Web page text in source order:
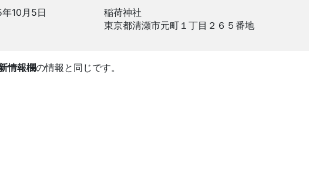
10月5日
稲荷神社
東京都清瀬市元町１丁目２６５番地
情報欄の情報と同じです。